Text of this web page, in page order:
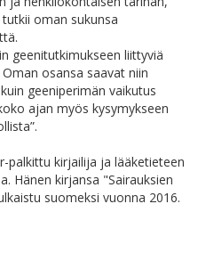
oman sukunsa
geenitutkimukseen liittyviä
osansa saavat niin
geeniperimän vaikutus
ajan myös kysymykseen
palkittu kirjailija ja lääketieteen
Hänen kirjansa "Sairauksien
suomeksi vuonna 2016.